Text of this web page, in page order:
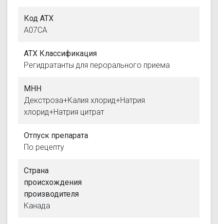
Код АТХ
A07CA
АТХ Классификация
Регидратанты для перорального приема
МНН
Декстроза+Калия хлорид+Натрия
хлорид+Натрия цитрат
Отпуск препарата
По рецепту
Страна
происхождения
производителя
Канада